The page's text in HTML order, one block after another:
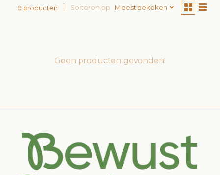
0 producten Sorteren op Meest bekeken
Geen producten gevonden!